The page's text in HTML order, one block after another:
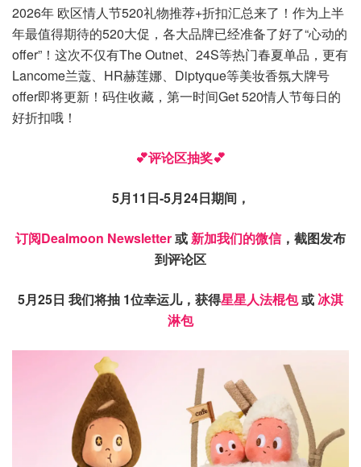
2026年 欧区情人节520礼物推荐+折扣汇总来了！作为上半
年最值得期待的520大促，各大品牌已经准备了好了“心动的
offer”！这次不仅有The Outnet、24S等热门春夏单品，更有
Lancome兰蔻、HR赫莲娜、Diptyque等美妆香氛大牌号
offer即将更新！码住收藏，第一时间Get 520情人节每日的
好折扣哦！
💕评论区抽奖💕
5月11日-5月24日期间，
订阅Dealmoon Newsletter或新加我们的微信，截图发布
到评论区
5月25日 我们将抽 1位幸运儿，获得星星人法棍包或冰淇
淋包